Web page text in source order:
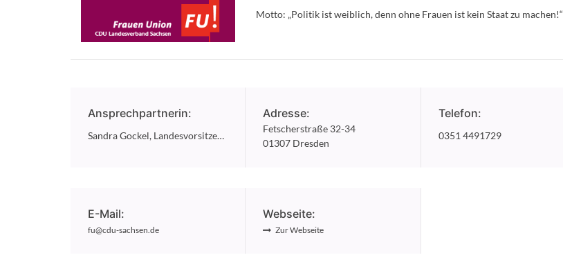
Motto: „Politik ist weiblich, denn ohne Frauen ist kein Staat zu machen!“
Ansprechpartnerin:
Sandra Gockel, Landesvorsitzende
Adresse:
Fetscherstraße 32-34
01307 Dresden
Telefon:
0351 4491729
E-Mail:
fu@cdu-sachsen.de
Webseite:
Zur Webseite